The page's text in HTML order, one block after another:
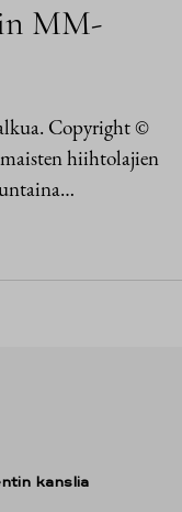
MM-
Copyright ©
hiihtolajien
kanslia